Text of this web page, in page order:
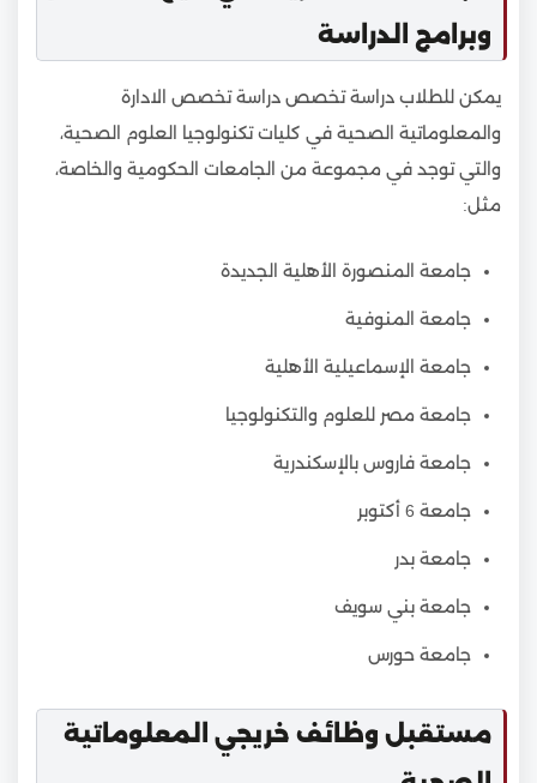
وبرامج الدراسة
يمكن للطلاب دراسة تخصص دراسة تخصص الادارة
والمعلوماتية الصحية في كليات تكنولوجيا العلوم الصحية،
والتي توجد في مجموعة من الجامعات الحكومية والخاصة،
مثل:
جامعة المنصورة الأهلية الجديدة
جامعة المنوفية
جامعة الإسماعيلية الأهلية
جامعة مصر للعلوم والتكنولوجيا
جامعة فاروس بالإسكندرية
جامعة 6 أكتوبر
جامعة بدر
جامعة بني سويف
جامعة حورس
مستقبل وظائف خريجي المعلوماتية